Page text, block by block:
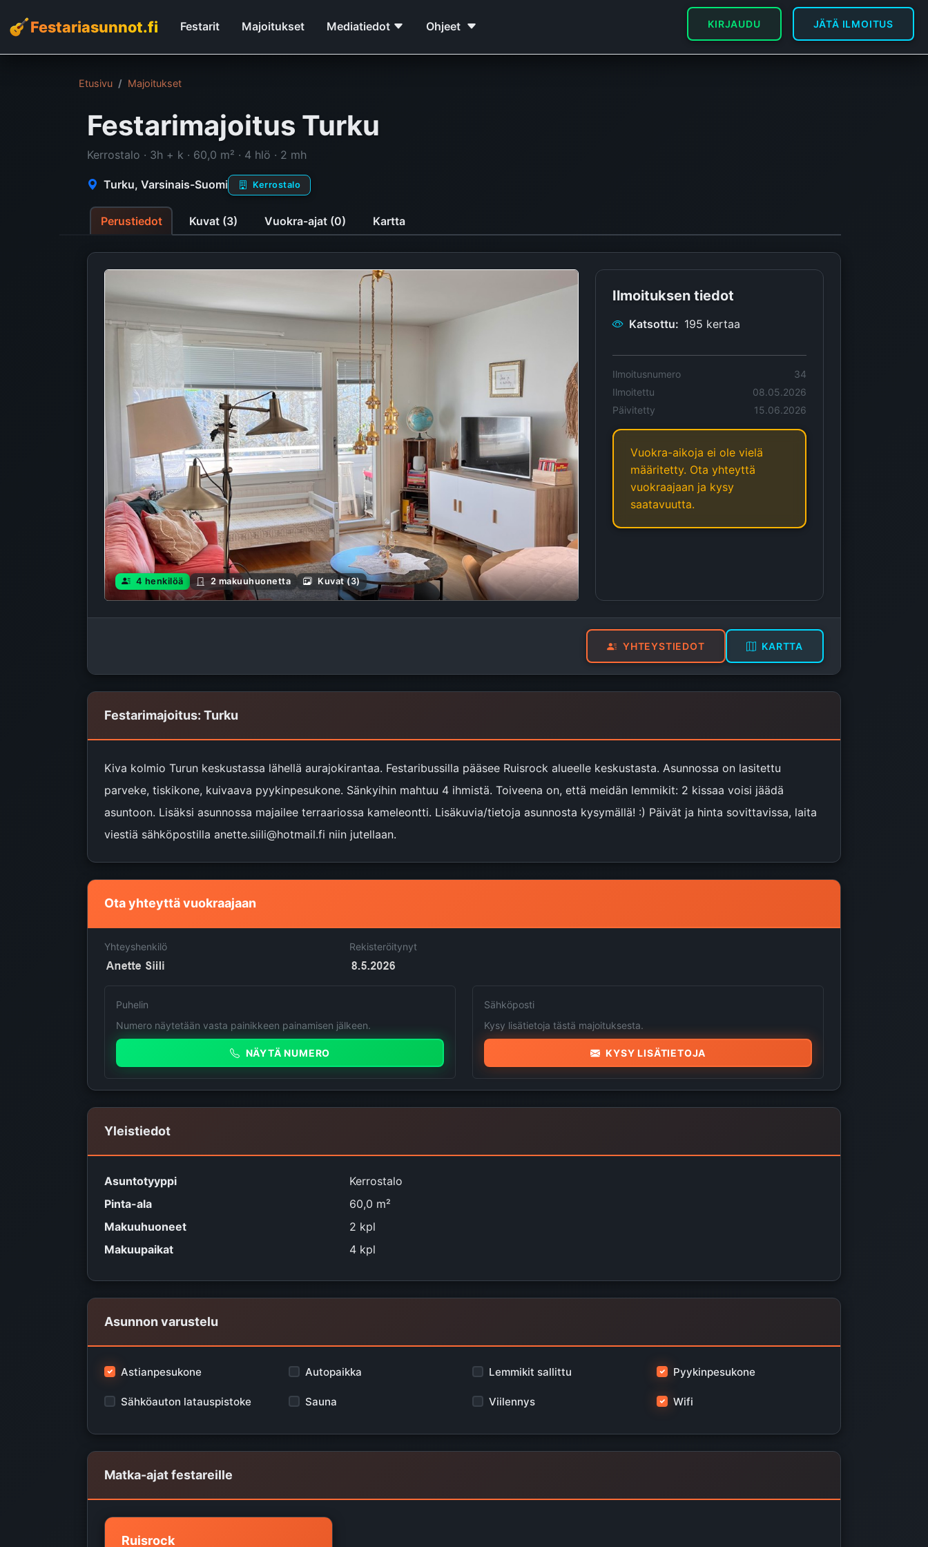
Festariasunnot.fi Festarit Majoitukset Mediatiedot Ohjeet KIRJAUDU JÄTÄ ILMOITUS
Etusivu Majoitukset
Festarimajoitus Turku
Kerrostalo · 3h + k · 60,0 m² · 4 hlö · 2 mh
Turku, Varsinais-Suomi Kerrostalo
Perustiedot Kuvat (3) Vuokra-ajat (0) Kartta
4 henkilöä 2 makuuhuonetta Kuvat (3)
Ilmoituksen tiedot
Katsottu: 195 kertaa
Ilmoitusnumero
34
Ilmoitettu
08.05.2026
Päivitetty
15.06.2026
Vuokra-aikoja ei ole vielä
määritetty. Ota yhteyttä
vuokraajaan ja kysy
saatavuutta.
YHTEYSTIEDOT KARTTA
Festarimajoitus: Turku
Kiva kolmio Turun keskustassa lähellä aurajokirantaa. Festaribussilla pääsee Ruisrock alueelle keskustasta. Asunnossa on lasitettu
parveke, tiskikone, kuivaava pyykinpesukone. Sänkyihin mahtuu 4 ihmistä. Toiveena on, että meidän lemmikit: 2 kissaa voisi jäädä
asuntoon. Lisäksi asunnossa majailee terraariossa kameleontti. Lisäkuvia/tietoja asunnosta kysymällä! :) Päivät ja hinta sovittavissa, laita
viestiä sähköpostilla anette.siili@hotmail.fi niin jutellaan.
Ota yhteyttä vuokraajaan
Yhteyshenkilö Rekisteröitynyt
Puhelin
Numero näytetään vasta painikkeen painamisen jälkeen.
NÄYTÄ NUMERO
Sähköposti
Kysy lisätietoja tästä majoituksesta.
KYSY LISÄTIETOJA
Yleistiedot
Asuntotyyppi
Kerrostalo
Pinta-ala
60,0 m²
Makuuhuoneet
2 kpl
Makuupaikat
4 kpl
Asunnon varustelu
Astianpesukone Autopaikka Lemmikit sallittu Pyykinpesukone
Sähköauton latauspistoke Sauna Viilennys Wifi
Matka-ajat festareille
Ruisrock